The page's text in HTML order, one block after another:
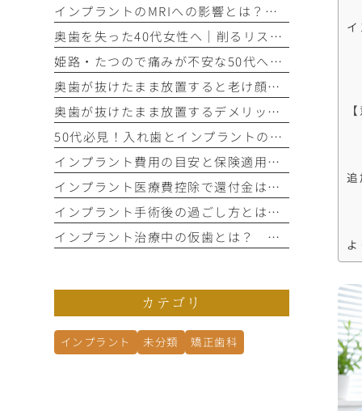
追
インプラントのMRIへの影響とは？噂の真偽を歯科医師が解説
奥歯を失った40代女性へ｜削るリスクと通院回数で選ぶ3つの治療法
姫路・たつので痛みが不安な50代へ｜後悔しないインプラント歯科選び
奥歯が抜けたまま放置すると老け顔に？顔のゆがみとたるみの関係性
奥歯が抜けたまま放置するデメリットは？肩こりや顔の歪みの原因に
50代必見！入れ歯とインプラントの違いを比較する5つの判断基準
インプラント費用の目安と保険適用の条件！追加費用を防ぐ確認手順
インプラント医療費控除で還付金はいくら？年収別計算と申請手順
インプラント手術後の過ごし方とは？ 腫れ・痛み・運動の疑問Q＆A
インプラント治療中の仮歯とは？ 入れない場合もあるの？
カテゴリ
インプラント 未分類 矯正歯科